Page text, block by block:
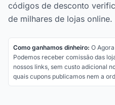
códigos de desconto
de milhares de lojas online.
Como ganhamos dinheiro: O
Podemos receber comissão das
nossos links, sem custo adicional
quais cupons publicamos nem a